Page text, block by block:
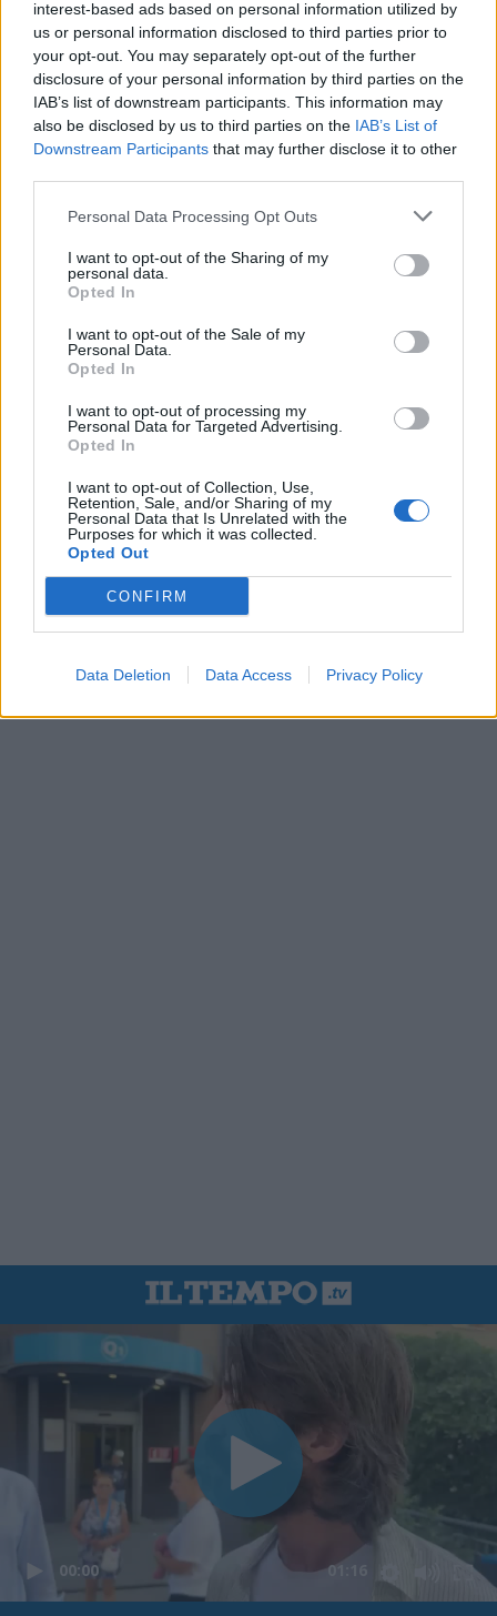
interest-based ads based on personal information utilized by
us or personal information disclosed to third parties prior to
your opt-out. You may separately opt-out of the further
disclosure of your personal information by third parties on the
IAB’s list of downstream participants. This information may
also be disclosed by us to third parties on the IAB’s List of
Downstream Participants that may further disclose it to other
Personal Data Processing Opt Outs
I want to opt-out of the Sharing of my
personal data.
Opted In
I want to opt-out of the Sale of my
Personal Data.
Opted In
I want to opt-out of processing my
Personal Data for Targeted Advertising.
Opted In
I want to opt-out of Collection, Use,
Retention, Sale, and/or Sharing of my
Personal Data that Is Unrelated with the
Purposes for which it was collected.
Opted Out
CONFIRM
Data Deletion Data Access Privacy Policy
In evidenza
00:00 01:16